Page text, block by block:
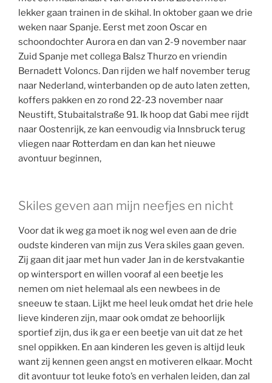
lekker gaan trainen in de skihal. In oktober gaan we drie
weken naar Spanje. Eerst met zoon Oscar en
schoondochter Aurora en dan van 2-9 november naar
Zuid Spanje met collega Balsz Thurzo en vriendin
Bernadett Voloncs. Dan rijden we half november terug
naar Nederland, winterbanden op de auto laten zetten,
koffers pakken en zo rond 22-23 november naar
Neustift, Stubaitalstraße 91. Ik hoop dat Gabi mee rijdt
naar Oostenrijk, ze kan eenvoudig via Innsbruck terug
vliegen naar Rotterdam en dan kan het nieuwe
avontuur beginnen,
Skiles geven aan mijn neefjes en nicht
Voor dat ik weg ga moet ik nog wel even aan de drie
oudste kinderen van mijn zus Vera skiles gaan geven.
Zij gaan dit jaar met hun vader Jan in de kerstvakantie
op wintersport en willen vooraf al een beetje les
nemen om niet helemaal als een newbees in de
sneeuw te staan. Lijkt me heel leuk omdat het drie hele
lieve kinderen zijn, maar ook omdat ze behoorlijk
sportief zijn, dus ik ga er een beetje van uit dat ze het
snel oppikken. En aan kinderen les geven is altijd leuk
want zij kennen geen angst en motiveren elkaar. Mocht
dit avontuur tot leuke foto’s en verhalen leiden, dan zal